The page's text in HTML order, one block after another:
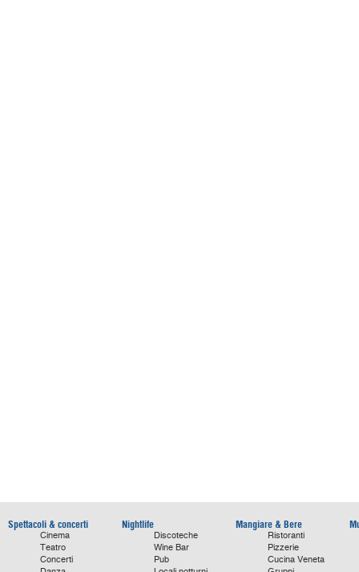
Spettacoli & concerti
Cinema
Teatro
Concerti
Nightlife
Discoteche
Wine Bar
Pub
Mangiare & Bere
Ristoranti
Pizzerie
Cucina Veneta